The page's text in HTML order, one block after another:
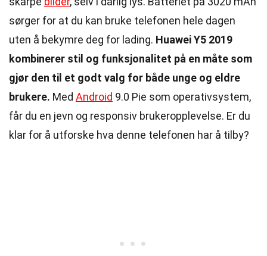
sørger for at du kan bruke telefonen hele dagen
uten å bekymre deg for lading. Huawei Y5 2019
kombinerer stil og funksjonalitet på en måte som
gjør den til et godt valg for både unge og eldre
brukere. Med Android 9.0 Pie som operativsystem,
får du en jevn og responsiv brukeropplevelse. Er du
klar for å utforske hva denne telefonen har å tilby?